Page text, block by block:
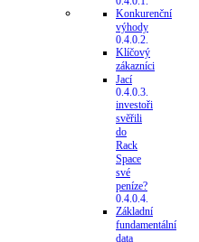
Konkurenční
výhody
Klíčový
zákazníci
Jací
investoři
svěřili
do
Rack
Space
své
peníze?
Základní
fundamentální
data